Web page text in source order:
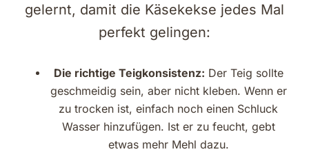
gelernt, damit die Käsekekse jedes Mal
perfekt gelingen:
Die richtige Teigkonsistenz: Der Teig sollte
geschmeidig sein, aber nicht kleben. Wenn er
zu trocken ist, einfach noch einen Schluck
Wasser hinzufügen. Ist er zu feucht, gebt
etwas mehr Mehl dazu.